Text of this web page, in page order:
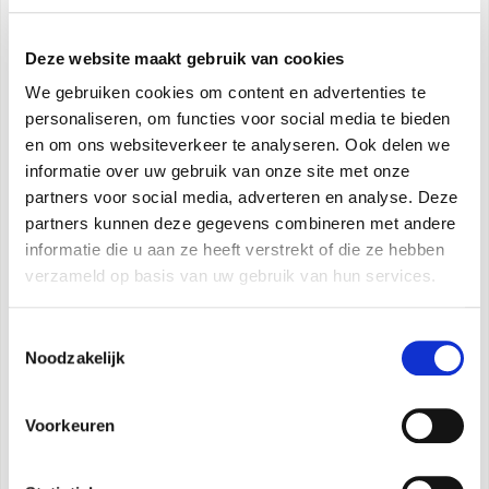
Deze website maakt gebruik van cookies
We gebruiken cookies om content en advertenties te
personaliseren, om functies voor social media te bieden
en om ons websiteverkeer te analyseren. Ook delen we
informatie over uw gebruik van onze site met onze
partners voor social media, adverteren en analyse. Deze
partners kunnen deze gegevens combineren met andere
informatie die u aan ze heeft verstrekt of die ze hebben
verzameld op basis van uw gebruik van hun services.
Noodzakelijk
Voorkeuren
van de elektronisce bediening. Elk stadium wordt
aan thermisch vermogen, om uw
elektriciteitsverbruik te optimaliseren.
Twee configureerbare setpoints: twee
setpoints tijdens afkoeling, drie setpoints tijdens
verwarming (waarvan één voor HWW): de
setpoints kunnen ook op afstand geselecteerd
worden.
Wekelijkse programmering
, HWW, feestdagen en
doordeweeks met nachtmodus.
Klimaatcurven
met temperatuursonde voor